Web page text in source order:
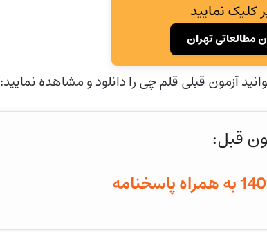
کلیک نمایید
مطالعاتی تهران
آزمون قبلی قلم چی را دانلود و مشاهده نمایید:
قبل: